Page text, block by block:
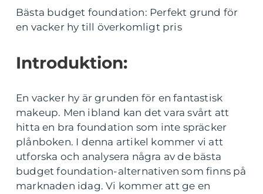
Bästa budget foundation: Perfekt grund för
en vacker hy till överkomligt pris
Introduktion:
En vacker hy är grunden för en fantastisk
makeup. Men ibland kan det vara svårt att
hitta en bra foundation som inte spräcker
plånboken. I denna artikel kommer vi att
utforska och analysera några av de bästa
budget foundation-alternativen som finns på
marknaden idag. Vi kommer att ge en